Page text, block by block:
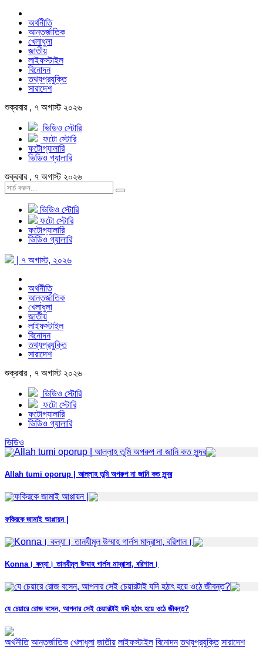
অর্থনীতি
আন্তর্জাতিক
খেলাধুলা
জাতীয়
লাইফস্টাইল
বিনোদন
তথ্যপ্রযুক্তি
সারাদেশ
শুক্রবার , ৭ অগাস্ট ২০২৬
ভিডিও স্টোরি
ফটো স্টোরি
ফটোগ্যালারি
ভিডিও গ্যালারি
শুক্রবার , ৭ অগাস্ট ২০২৬
ভিডিও স্টোরি
ফটো স্টোরি
ফটোগ্যালারি
ভিডিও গ্যালারি
| ৭ অগাস্ট, ২০২৬
অর্থনীতি
আন্তর্জাতিক
খেলাধুলা
জাতীয়
লাইফস্টাইল
বিনোদন
তথ্যপ্রযুক্তি
সারাদেশ
শুক্রবার , ৭ অগাস্ট ২০২৬
ভিডিও স্টোরি
ফটো স্টোরি
ফটোগ্যালারি
ভিডিও গ্যালারি
ভিডিও
Allah tumi oporup | আল্লাহ তুমি অপরুপ না জানি কত সুন্দর
ফকিরকে জামাই আপ্পায়ন |
Konna। কন্যা। তানযীমূল উম্মাহ গার্লস মাদ্রাসা, বরিশাল।
যে চেয়ারে রোজ বসেন, আপনার সেই চেয়ারটাই যদি হঠাৎ হয়ে ওঠে জীবন্ত?
অর্থনীতি আন্তর্জাতিক খেলাধুলা জাতীয় লাইফস্টাইল বিনোদন তথ্যপ্রযুক্তি সারাদেশ